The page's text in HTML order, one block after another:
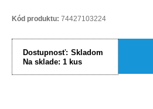
Kód produktu: 74427103224
Dostupnosť: Skladom
Na sklade: 1 kus